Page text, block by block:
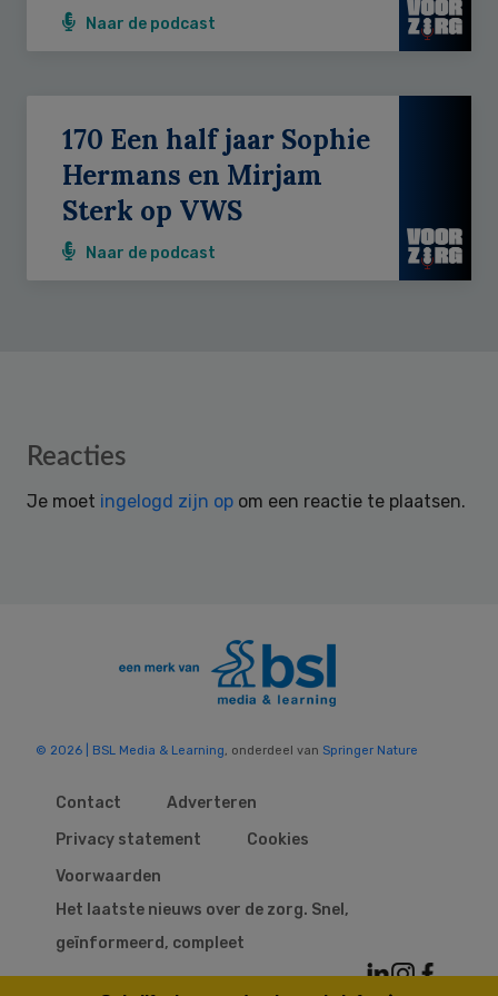
Naar de podcast
170 Een half jaar Sophie
Hermans en Mirjam
Sterk op VWS
Naar de podcast
Reader
Reacties
Je moet ingelogd zijn op om een reactie te plaatsen.
© 2026 | BSL Media & Learning , onderdeel van Springer Nature
Contact
Adverteren
Privacy statement
Cookies
Voorwaarden
Het laatste nieuws over de zorg. Snel,
geïnformeerd, compleet